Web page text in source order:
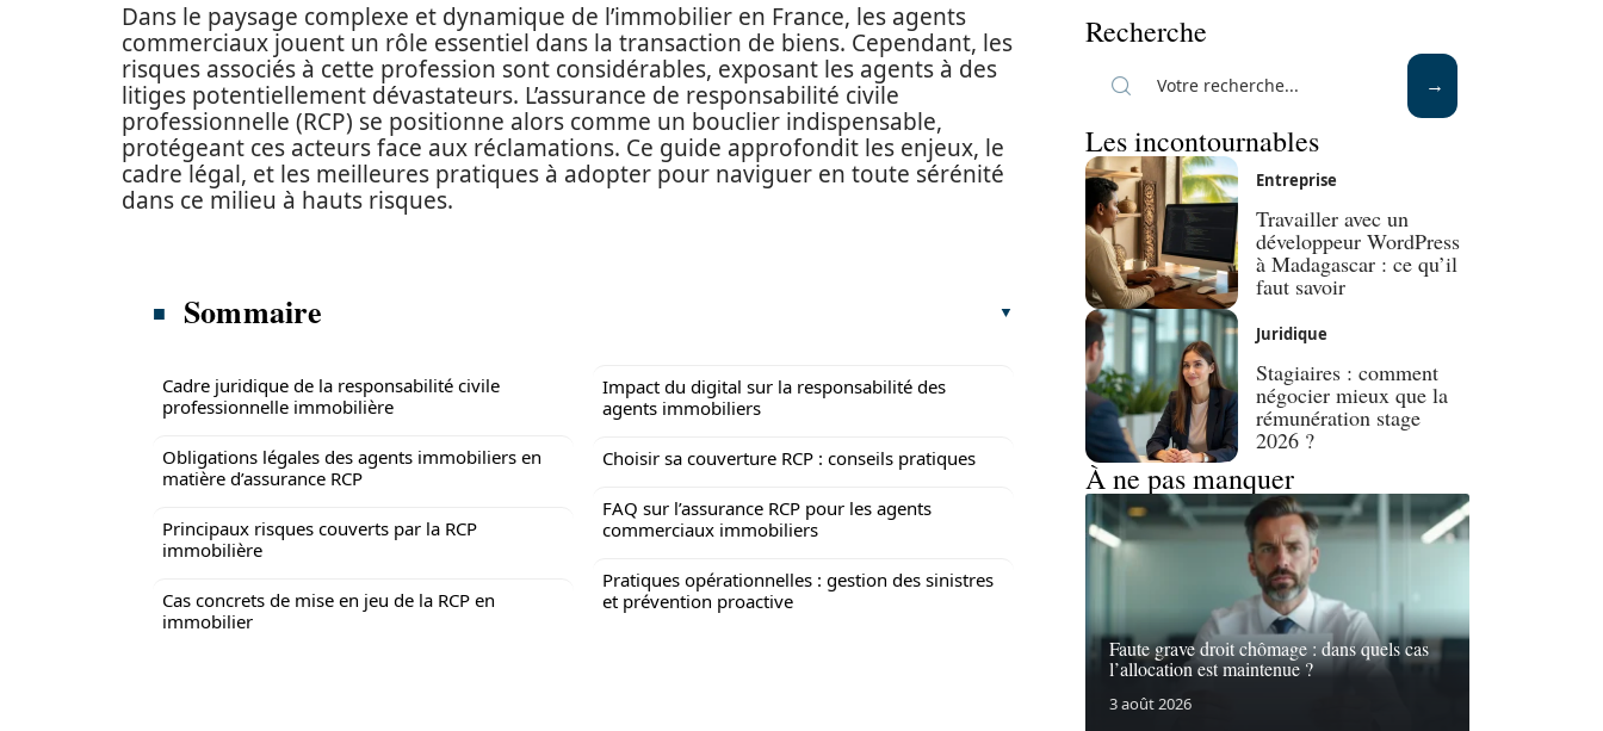
Dans le paysage complexe et dynamique de l’immobilier en France, les agents
commerciaux jouent un rôle essentiel dans la transaction de biens. Cependant, les
risques associés à cette profession sont considérables, exposant les agents à des
litiges potentiellement dévastateurs. L’assurance de responsabilité civile
professionnelle (RCP) se positionne alors comme un bouclier indispensable,
protégeant ces acteurs face aux réclamations. Ce guide approfondit les enjeux, le
cadre légal, et les meilleures pratiques à adopter pour naviguer en toute sérénité
dans ce milieu à hauts risques.
Sommaire
Cadre juridique de la responsabilité civile
professionnelle immobilière
Obligations légales des agents immobiliers en
matière d’assurance RCP
Principaux risques couverts par la RCP
immobilière
Cas concrets de mise en jeu de la RCP en
immobilier
Impact du digital sur la responsabilité des
agents immobiliers
Choisir sa couverture RCP : conseils pratiques
FAQ sur l’assurance RCP pour les agents
commerciaux immobiliers
Pratiques opérationnelles : gestion des sinistres
et prévention proactive
Recherche
Les incontournables
Entreprise
Travailler avec un
développeur WordPress
à Madagascar : ce qu’il
faut savoir
Juridique
Stagiaires : comment
négocier mieux que la
rémunération stage
2026 ?
À ne pas manquer
Faute grave droit chômage : dans quels cas
l’allocation est maintenue ?
3 août 2026